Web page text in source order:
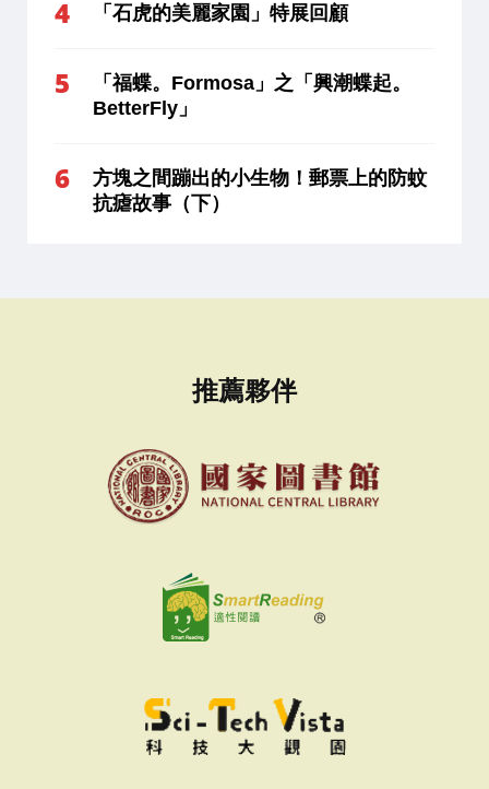
「石虎的美麗家園」特展回顧
「福蝶。Formosa」之「興潮蝶起。
BetterFly」
方塊之間蹦出的小生物！郵票上的防蚊
抗瘧故事（下）
推薦夥伴